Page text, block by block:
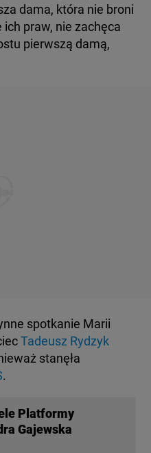
dama, która nie broni
praw, nie zachęca
pierwszą damą,
spotkanie Marii
Tadeusz Rydzyk
stanęła
.
Platformy
Gajewska